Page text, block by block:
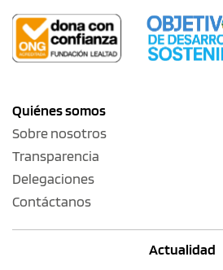
Quiénes somos
Sobre nosotros
Transparencia
Delegaciones
Contáctanos
Actualidad